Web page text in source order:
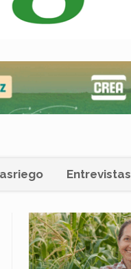
Entrevistas